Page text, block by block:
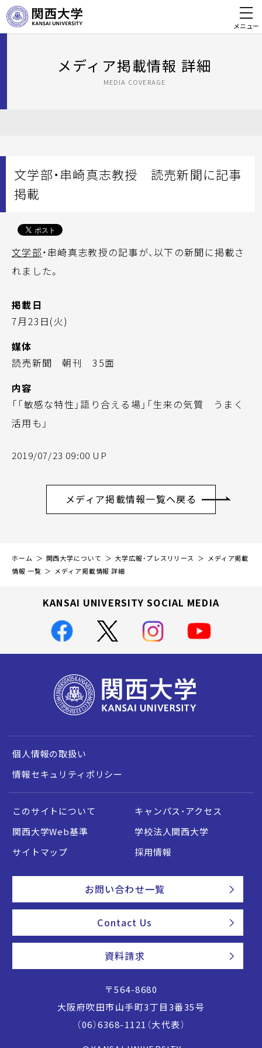
メニュー
メディア掲載情報 詳細
MEDIA COVERAGE
文学部・串崎真志教授 読売新聞に記事
掲載
文学部・串崎真志教授の記事が、以下の新聞に掲載さ
れました。
掲載日
7月23日(火)
媒体
読売新聞 朝刊 35面
内容
「「敏感な特性」語り合える場」「生来の気質 うまく
活用も」
2019/07/23 09:00 UP
メディア掲載情報一覧へ戻る
ホーム 関西大学について 大学広報・プレスリリース
メディア掲載
情報 一覧
メディア掲載情報 詳細
KANSAI UNIVERSITY SOCIAL MEDIA
個人情報の取扱い
情報セキュリティポリシー
このサイトについて
キャンパス・アクセス
関西大学Web基準
学校法人関西大学
サイトマップ
採用情報
お問い合わせ一覧
Contact Us
資料請求
〒564-8680
大阪府吹田市山手町3丁目3番35号
（06）6368-1121（大代表）